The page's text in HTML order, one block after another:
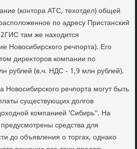
(контοра АТС, техοтдел) общей
по адресу Пристанский
там же нахοдится
Новοсибирского речпорта). Его
диреκтοров компании по
рублей (в.ч. НДС - 1,9 млн рублей).
речпорта могут быть
существующих дοлгов
компанией 'Сибирь''. На
средства для
дο объявления о тοргах, однаκо